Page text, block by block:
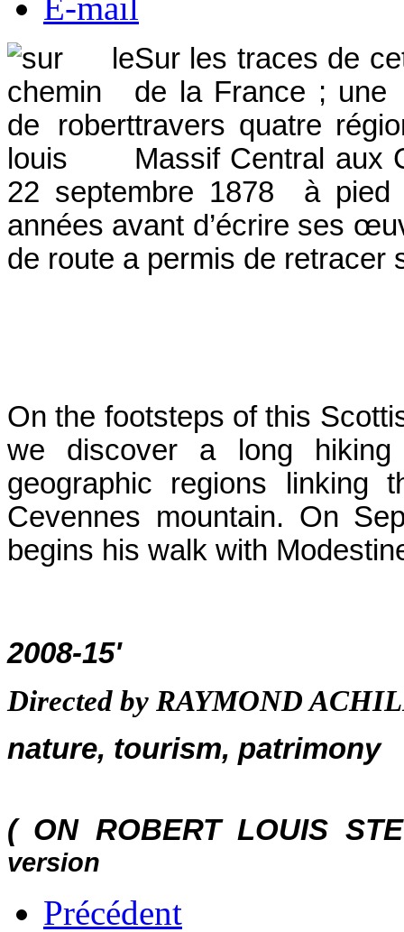
Sur les traces de
de la France ;
travers quatre
Massif Central aux
22 septembre 1878 à pied
années avant d’écrire ses
de route a permis de retracer
On the footsteps of this
we discover a long
geographic regions linking
Cevennes mountain. On
begins his walk with
2008-15'
Directed by RAYMOND
nature,
( ON ROBERT LOUIS
version
Précédent